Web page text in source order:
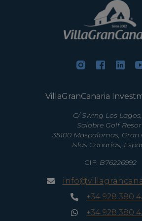
VillaGranCanaria
C/ Swing Los
Salobre Golf
35100 Maspalomas, Gran
Islas Canarias,
CIF: B76226992
+34 928 380
+34 928 380